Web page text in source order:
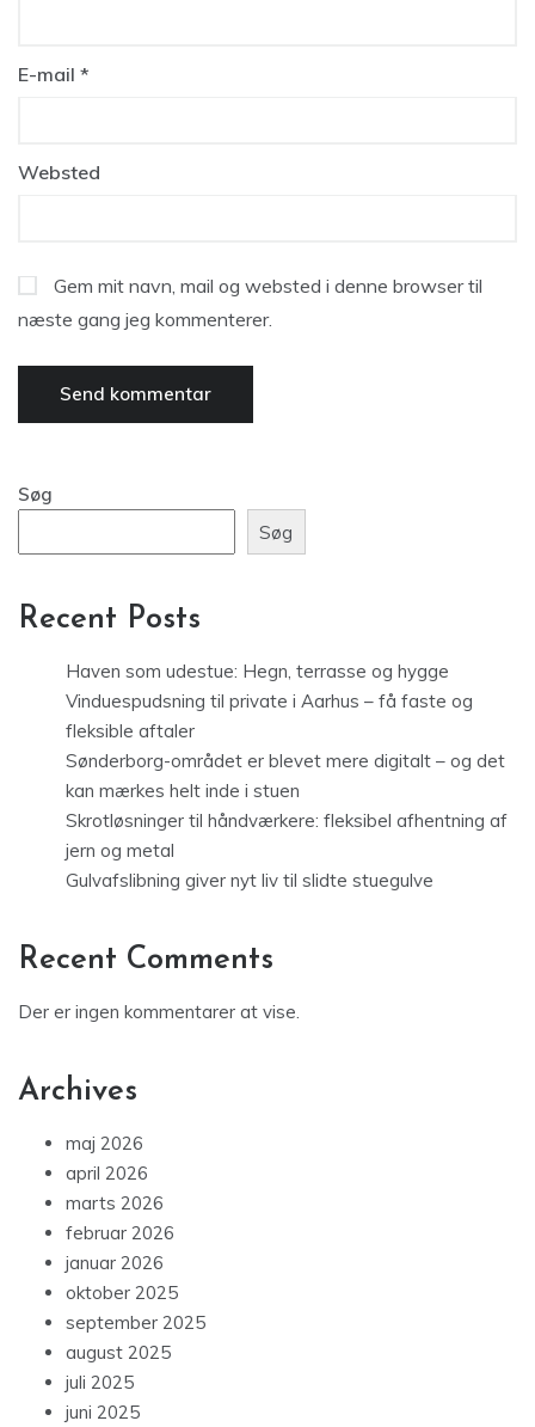
E-mail *
Websted
Gem mit navn, mail og websted i denne browser til
næste gang jeg kommenterer.
Søg
Søg
Recent Posts
Haven som udestue: Hegn, terrasse og hygge
Vinduespudsning til private i Aarhus – få faste og
fleksible aftaler
Sønderborg-området er blevet mere digitalt – og det
kan mærkes helt inde i stuen
Skrotløsninger til håndværkere: fleksibel afhentning af
jern og metal
Gulvafslibning giver nyt liv til slidte stuegulve
Recent Comments
Der er ingen kommentarer at vise.
Archives
maj 2026
april 2026
marts 2026
februar 2026
januar 2026
oktober 2025
september 2025
august 2025
juli 2025
juni 2025